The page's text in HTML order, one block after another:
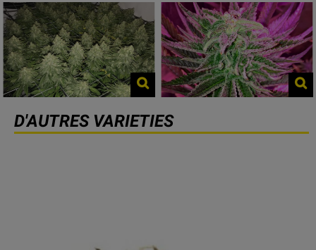
D'AUTRES VARIETIES